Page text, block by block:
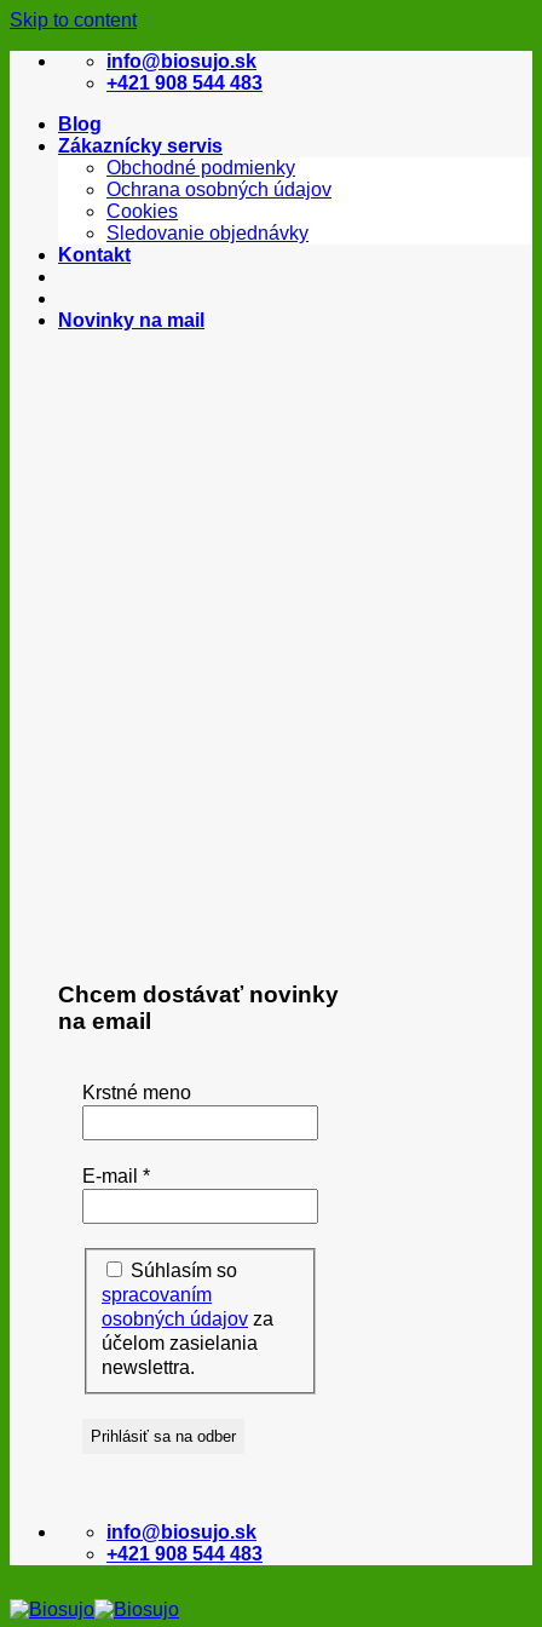
Skip to content
info@biosujo.sk
+421 908 544 483
Blog
Zákaznícky servis
Obchodné podmienky
Ochrana osobných údajov
Cookies
Sledovanie objednávky
Kontakt
Novinky na mail
Chcem dostávať novinky
na email
Krstné meno
E-mail *
Súhlasím so
spracovaním
osobných údajov za
účelom zasielania
newslettra.
info@biosujo.sk
+421 908 544 483